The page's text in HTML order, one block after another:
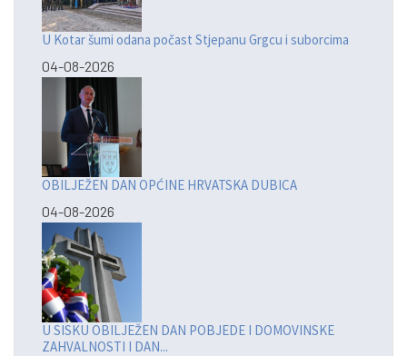
U Kotar šumi odana počast Stjepanu Grgcu i suborcima
04-08-2026
OBILJEŽEN DAN OPĆINE HRVATSKA DUBICA
04-08-2026
U SISKU OBILJEŽEN DAN POBJEDE I DOMOVINSKE
ZAHVALNOSTI I DAN...